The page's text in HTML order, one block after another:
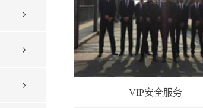
VIP安全服务